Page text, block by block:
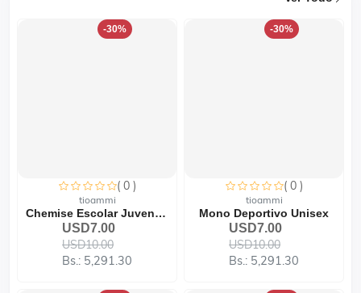
-30%
( 0 )
tioammi
Chemise Escolar Juvenil B...
USD7.00
USD10.00
Bs.: 5,291.30
-30%
( 0 )
tioammi
Mono Deportivo Unisex
USD7.00
USD10.00
Bs.: 5,291.30